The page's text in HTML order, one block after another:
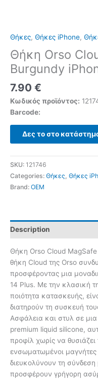
Θήκες, Θήκες iPhone,
Θήκη Orso
Burgundy
7.90 €
Κωδικός προϊόντος:
Barcode:
Δες το στο
SKU: 121746
Categories: Θήκες Θήκες
Brand: OEM
Description
Θήκη Orso Cloud
θήκη Cloud της Orso
προσφέροντας μια
14 Plus. Με την κλασική
ποιότητα κατασκευής,
διατηρούν τη συσκευή
Ασφάλεια και στυλ σε
premium liquid silicone,
προφίλ χωρίς να θυσιάζει
ενσωματωμένοι μαγνήτες
διευκολύνουν τη
προσφέρουν γρήγορη